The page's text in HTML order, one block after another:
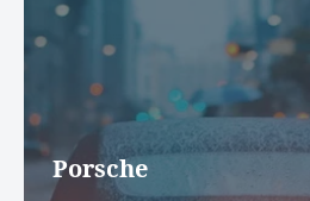
Porsche